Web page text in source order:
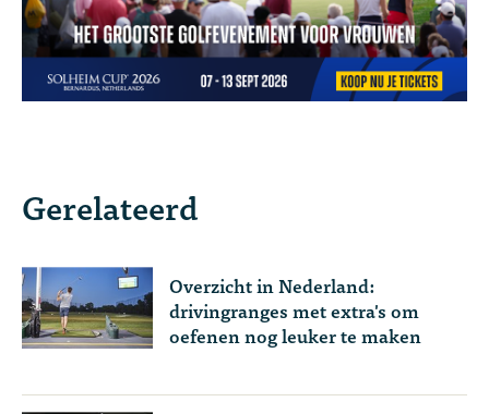
Gerelateerd
Overzicht in Nederland:
drivingranges met extra's om
oefenen nog leuker te maken